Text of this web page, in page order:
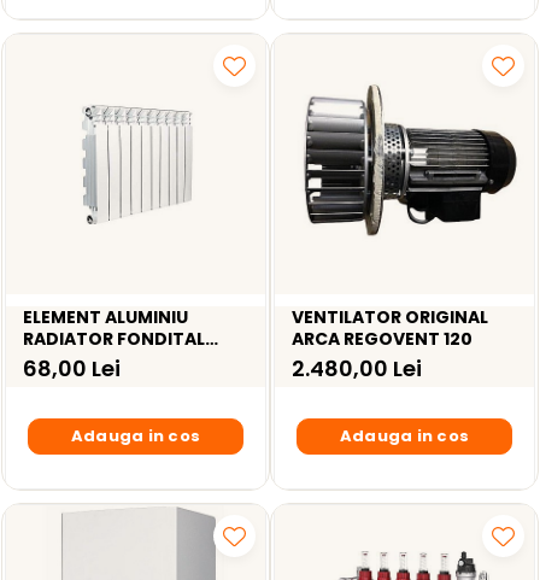
ELEMENT ALUMINIU
RADIATOR FONDITAL
EXCLUSIVO D3 600
68,00 Lei
Adauga in cos
VENTILATOR ORIGINAL
ARCA REGOVENT 120
2.480,00 Lei
Adauga in cos